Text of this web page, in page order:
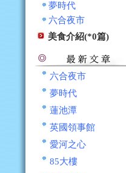
夢時代
六合夜市
美食介紹(*0篇)
六合夜市
夢時代
蓮池潭
英國領事館
愛河之心
85大樓